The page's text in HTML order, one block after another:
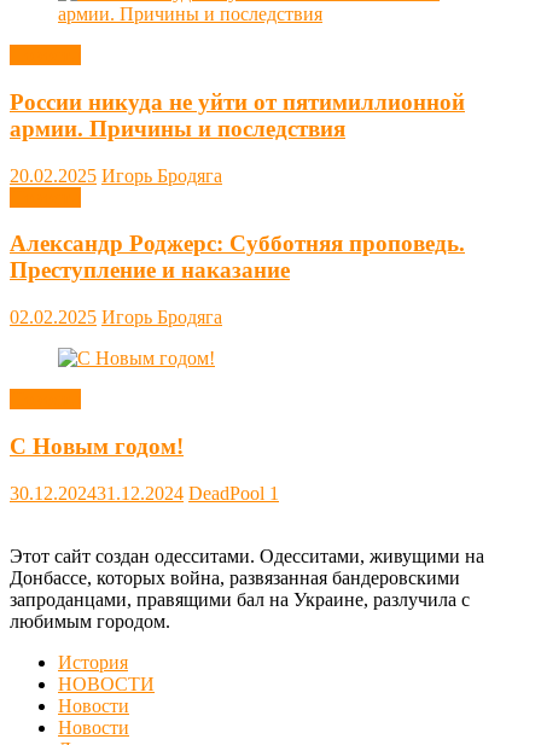
России никуда не уйти от пятимиллионной
армии. Причины и последствия
20.02.2025 Игорь Бродяга
Александр Роджерс: Субботняя проповедь.
Преступление и наказание
02.02.2025 Игорь Бродяга
С Новым годом!
30.12.202431.12.2024 DeadPool 1
Этот сайт создан одесситами. Одесситами, живущими на
Донбассе, которых война, развязанная бандеровскими
запроданцами, правящими бал на Украине, разлучила с
любимым городом.
История
НОВОСТИ
Новости
Новости